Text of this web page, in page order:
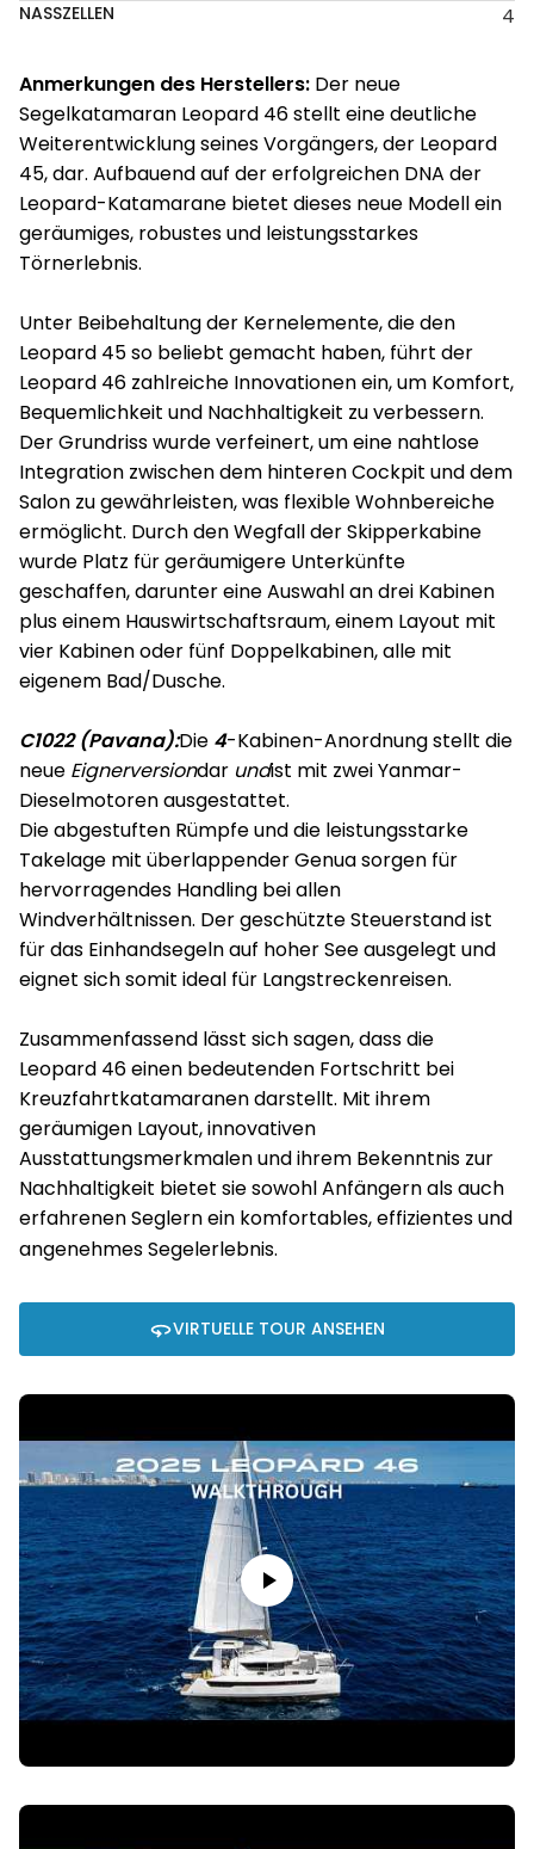
NASSZELLEN 4
Anmerkungen des Herstellers: Der neue
Segelkatamaran Leopard 46 stellt eine deutliche
Weiterentwicklung seines Vorgängers, der Leopard
45, dar. Aufbauend auf der erfolgreichen DNA der
Leopard-Katamarane bietet dieses neue Modell ein
geräumiges, robustes und leistungsstarkes
Törnerlebnis.
Unter Beibehaltung der Kernelemente, die den
Leopard 45 so beliebt gemacht haben, führt der
Leopard 46 zahlreiche Innovationen ein, um Komfort,
Bequemlichkeit und Nachhaltigkeit zu verbessern.
Der Grundriss wurde verfeinert, um eine nahtlose
Integration zwischen dem hinteren Cockpit und dem
Salon zu gewährleisten, was flexible Wohnbereiche
ermöglicht. Durch den Wegfall der Skipperkabine
wurde Platz für geräumigere Unterkünfte
geschaffen, darunter eine Auswahl an drei Kabinen
plus einem Hauswirtschaftsraum, einem Layout mit
vier Kabinen oder fünf Doppelkabinen, alle mit
eigenem Bad/Dusche.
C1022 (Pavana):Die 4-Kabinen-Anordnung stellt die
neue Eignerversiondar undist mit zwei Yanmar-
Dieselmotoren ausgestattet.
Die abgestuften Rümpfe und die leistungsstarke
Takelage mit überlappender Genua sorgen für
hervorragendes Handling bei allen
Windverhältnissen. Der geschützte Steuerstand ist
für das Einhandsegeln auf hoher See ausgelegt und
eignet sich somit ideal für Langstreckenreisen.
Zusammenfassend lässt sich sagen, dass die
Leopard 46 einen bedeutenden Fortschritt bei
Kreuzfahrtkatamaranen darstellt. Mit ihrem
geräumigen Layout, innovativen
Ausstattungsmerkmalen und ihrem Bekenntnis zur
Nachhaltigkeit bietet sie sowohl Anfängern als auch
erfahrenen Seglern ein komfortables, effizientes und
angenehmes Segelerlebnis.
VIRTUELLE TOUR ANSEHEN